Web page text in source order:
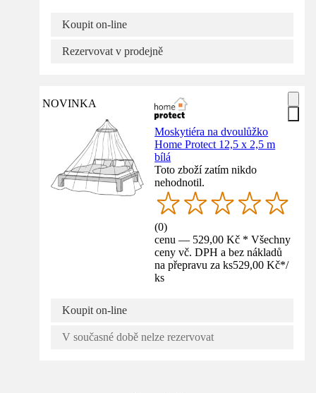
Koupit on-line
Rezervovat v prodejně
NOVINKA
Moskytiéra na dvoulůžko
Home Protect 12,5 x 2,5 m
bílá
Toto zboží zatím nikdo
nehodnotil.
(0)
cenu — 529,00 Kč * Všechny
ceny vč. DPH a bez nákladů
na přepravu za ks529,00 Kč*/
ks
Koupit on-line
V současné době nelze rezervovat